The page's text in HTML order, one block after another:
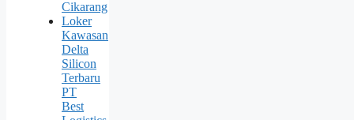
Cikarang
Loker
Kawasan
Delta
Silicon
Terbaru
PT
Best